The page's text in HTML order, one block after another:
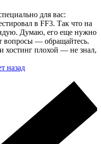
для вас:
в FF3. Так что на
Думаю, его еще нужно
вопросы — обращайтесь.
хостинг плохой — не знал,
назад